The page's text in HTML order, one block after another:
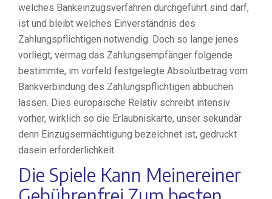
welches Bankeinzugsverfahren durchgeführt sind darf,
ist und bleibt welches Einverständnis des
Zahlungspflichtigen notwendig. Doch so lange jenes
vorliegt, vermag das Zahlungsempfänger folgende
bestimmte, im vorfeld festgelegte Absolutbetrag vom
Bankverbindung des Zahlungspflichtigen abbuchen
lassen. Dies europäische Relativ schreibt intensiv
vorher, wirklich so die Erlaubniskarte, unser sekundär
denn Einzugsermächtigung bezeichnet ist, gedruckt
dasein erforderlichkeit.
Die Spiele Kann Meinereiner